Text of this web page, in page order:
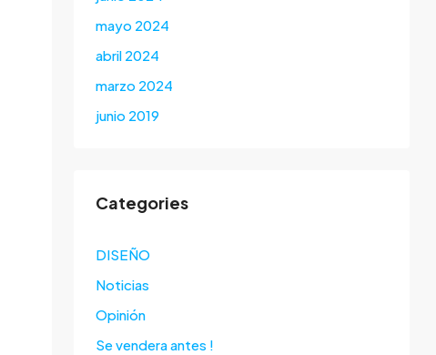
mayo 2024
abril 2024
marzo 2024
junio 2019
Categories
DISEÑO
Noticias
Opinión
Se vendera antes !